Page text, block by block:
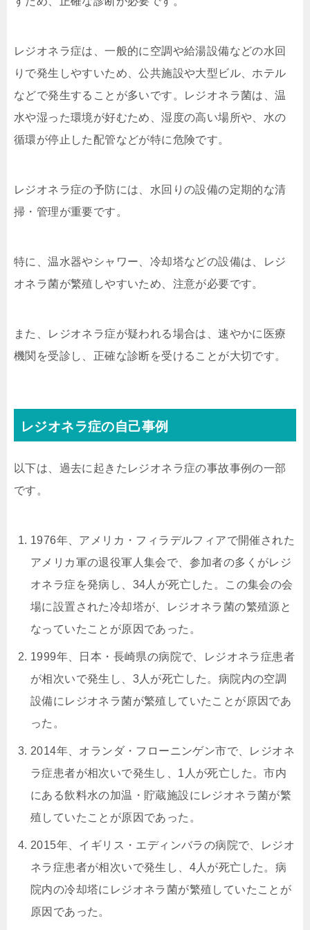
レジオネラ症は、一般的に空調や給湯設備などの水回
りで発生しやすいため、公共施設や大型ビル、ホテル
などで発生することが多いです。レジオネラ菌は、温
水や湿った環境が好むため、湿度の高い場所や、水の
循環が停止した配管などが特に危険です。
レジオネラ症の予防には、水回りの設備の定期的な清
掃・管理が重要です。
特に、温水器やシャワー、冷却塔などの設備は、レジ
オネラ菌が繁殖しやすいため、注意が必要です。
また、レジオネラ症が疑われる場合は、速やかに医療
機関を受診し、正確な診断を受けることが大切です。
レジオネラ症の自己事例
以下は、過去に起きたレジオネラ症の事故事例の一部
です。
1976年、アメリカ・フィラデルフィアで開催された
アメリカ軍の退役軍人集会で、参加者の多くがレジ
オネラ症を発病し、34人が死亡した。この集会の会
場に設置された冷却塔が、レジオネラ菌の繁殖源と
なっていたことが原因であった。
1999年、日本・長崎県の病院で、レジオネラ症患者
が相次いで発生し、3人が死亡した。病院内の空調
設備にレジオネラ菌が繁殖していたことが原因であ
った。
2014年、オランダ・フローニンゲン市で、レジオネ
ラ症患者が相次いで発生し、1人が死亡した。市内
にある飲料水の加温・貯蔵施設にレジオネラ菌が繁
殖していたことが原因であった。
2015年、イギリス・エディンバラの病院で、レジオ
ネラ症患者が相次いで発生し、4人が死亡した。病
院内の冷却塔にレジオネラ菌が繁殖していたことが
原因であった。